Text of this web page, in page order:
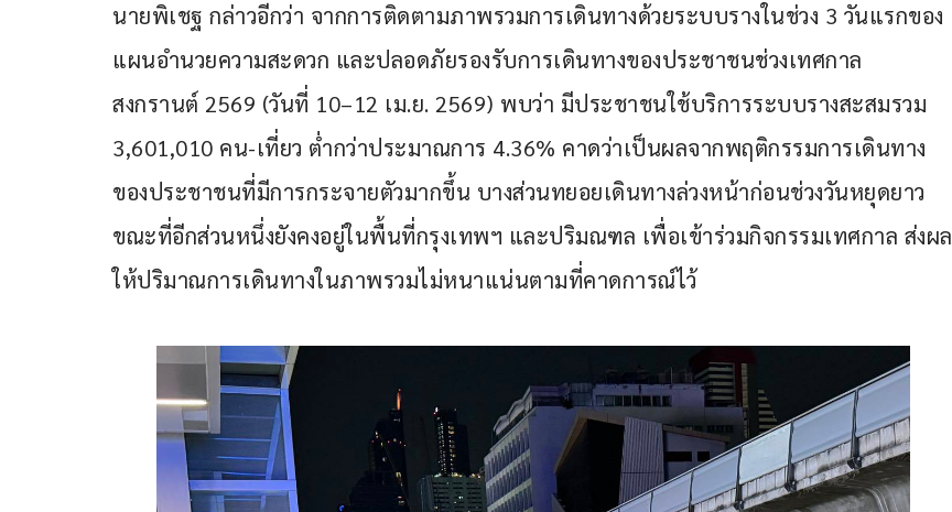
นายพิเชฐ กล่าวอีกว่า จากการติดตามภาพรวมการเดินทางด้วยระบบรางในช่วง 3 วันแรกของ
แผนอำนวยความสะดวก และปลอดภัยรองรับการเดินทางของประชาชนช่วงเทศกาล
สงกรานต์ 2569 (วันที่ 10–12 เม.ย. 2569) พบว่า มีประชาชนใช้บริการระบบรางสะสมรวม
3,601,010 คน-เที่ยว ต่ำกว่าประมาณการ 4.36% คาดว่าเป็นผลจากพฤติกรรมการเดินทาง
ของประชาชนที่มีการกระจายตัวมากขึ้น บางส่วนทยอยเดินทางล่วงหน้าก่อนช่วงวันหยุดยาว
ขณะที่อีกส่วนหนึ่งยังคงอยู่ในพื้นที่กรุงเทพฯ และปริมณฑล เพื่อเข้าร่วมกิจกรรมเทศกาล ส่งผล
ให้ปริมาณการเดินทางในภาพรวมไม่หนาแน่นตามที่คาดการณ์ไว้